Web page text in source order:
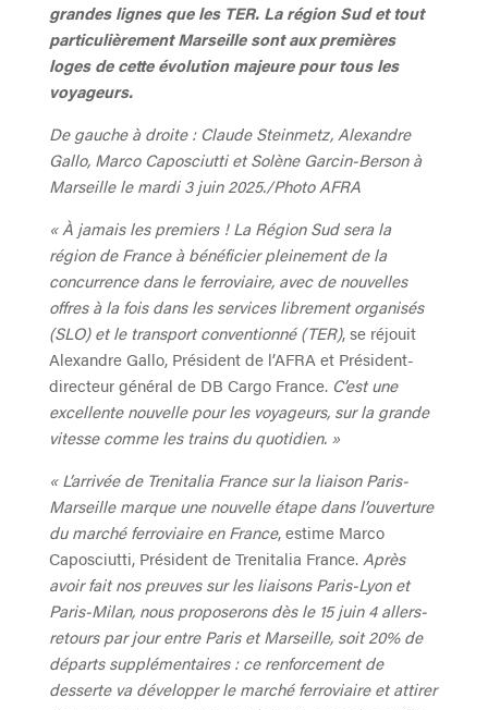
grandes lignes que les TER. La région Sud et tout
particulièrement Marseille sont aux premières
loges de cette évolution majeure pour tous les
voyageurs.
De gauche à droite : Claude Steinmetz, Alexandre
Gallo, Marco Caposciutti et Solène Garcin-Berson à
Marseille le mardi 3 juin 2025./Photo AFRA
« À jamais les premiers ! La Région Sud sera la
région de France à bénéficier pleinement de la
concurrence dans le ferroviaire, avec de nouvelles
offres à la fois dans les services librement organisés
(SLO) et le transport conventionné (TER), se réjouit
Alexandre Gallo, Président de l’AFRA et Président-
directeur général de DB Cargo France. C’est une
excellente nouvelle pour les voyageurs, sur la grande
vitesse comme les trains du quotidien. »
« L’arrivée de Trenitalia France sur la liaison Paris-
Marseille marque une nouvelle étape dans l’ouverture
du marché ferroviaire en France, estime Marco
Caposciutti, Président de Trenitalia France.Après
avoir fait nos preuves sur les liaisons Paris-Lyon et
Paris-Milan, nous proposerons dès le 15 juin 4 allers-
retours par jour entre Paris et Marseille, soit 20% de
départs supplémentaires : ce renforcement de
desserte va développer le marché ferroviaire et attirer